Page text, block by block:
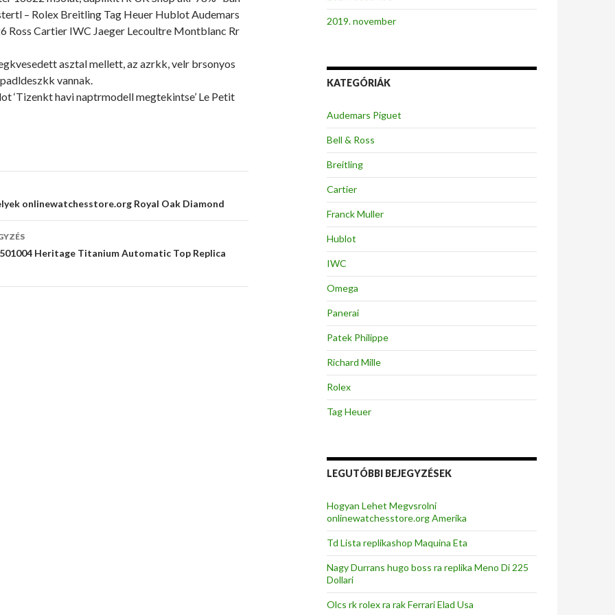
– Rolex Breitling Tag Heuer Hublot Audemars
Ross Cartier IWC Jaeger Lecoultre Montblanc Rr
asztal mellett, az azrkk, velr brsonyos
vannak.
‘Tizenkt havi naptrmodell megtekintse’ Le Petit
onlinewatchesstore.org Royal Oak Diamond
Heritage Titanium Automatic Top Replica
2019. november
KATEGÓRIÁK
Audemars Piguet
Bell & Ross
Breitling
Cartier
Franck Muller
Hublot
IWC
Omega
Panerai
Patek Philippe
Richard Mille
Rolex
Tag Heuer
LEGUTÓBBI BEJEGYZÉSEK
Hogyan Lehet Megvsrolni
onlinewatchesstore.org Amerika
Td Lista replikashop Maquina Eta
Nagy Durrans hugo boss ra replika Meno Di 225
Dollari
Olcs rk rolex ra rak Ferrari Elad Usa